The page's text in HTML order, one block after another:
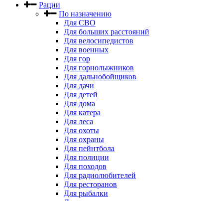
Рации
По назначению
Для СВО
Для больших расстояний
Для велосипедистов
Для военных
Для гор
Для горнолыжников
Для дальнобойщиков
Для дачи
Для детей
Для дома
Для катера
Для леса
Для охоты
Для охраны
Для пейнтбола
Для полиции
Для походов
Для радиолюбителей
Для ресторанов
Для рыбалки